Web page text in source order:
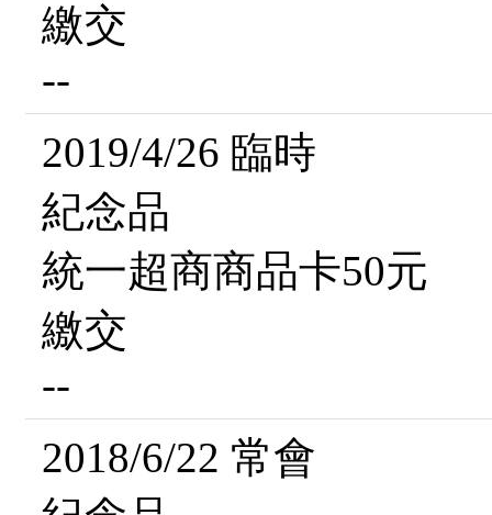
繳交
--
2019/4/26 臨時
紀念品
統一超商商品卡50元
繳交
--
2018/6/22 常會